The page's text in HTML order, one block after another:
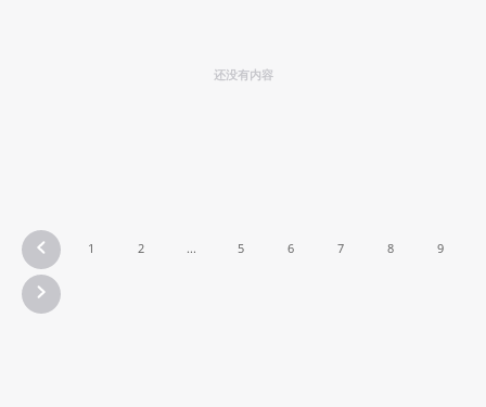
还没有内容
1 2 ... 5 6 7 8 9